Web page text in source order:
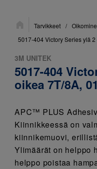
Sijainti:Tarvikkeet /
5017-404 Victory Series ylä
3M UNITEK
5017-404
oikea 7T/8A,
APC™ PLUS
Kiinnikkeessä on
kiinnikemuovi,
Ylimäärät on helppo
helppo poistaa